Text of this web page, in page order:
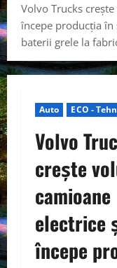
Volvo Trucks
începe producția în
baterii grele la
Auto ECO -
Volvo
crește
camioane
electrice
începe